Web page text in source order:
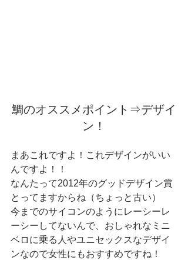
鯛のオススメポイント⇒デザイ
ン！
まあこれですよ！これデザインがいい
んですよ！！
なんたって2012年のグッドデザイン賞
とってますからね（ちょっと古い）
今までのサイコンのようにレーシーレ
ーシーしてないんで、おしゃれなミニ
ベロに乗る人やユニセックスなデザイ
ンなので女性にもおすすめですね！